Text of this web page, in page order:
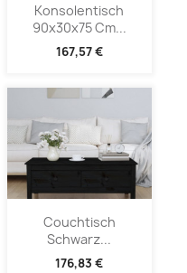
Konsolentisch
90x30x75 Cm...
167,57 €
Couchtisch
Schwarz...
176,83 €